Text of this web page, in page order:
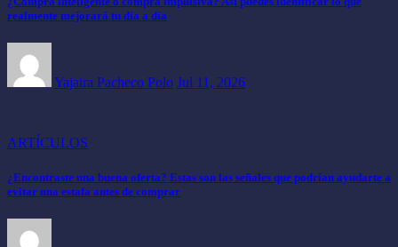
realmente mejorará tu día a día
Yajaira Pacheco Polo Jul 11, 2026
ARTÍCULOS
¿Encontraste una buena oferta? Estas son las señales que podrían ayudarte a
evitar una estafa antes de comprar